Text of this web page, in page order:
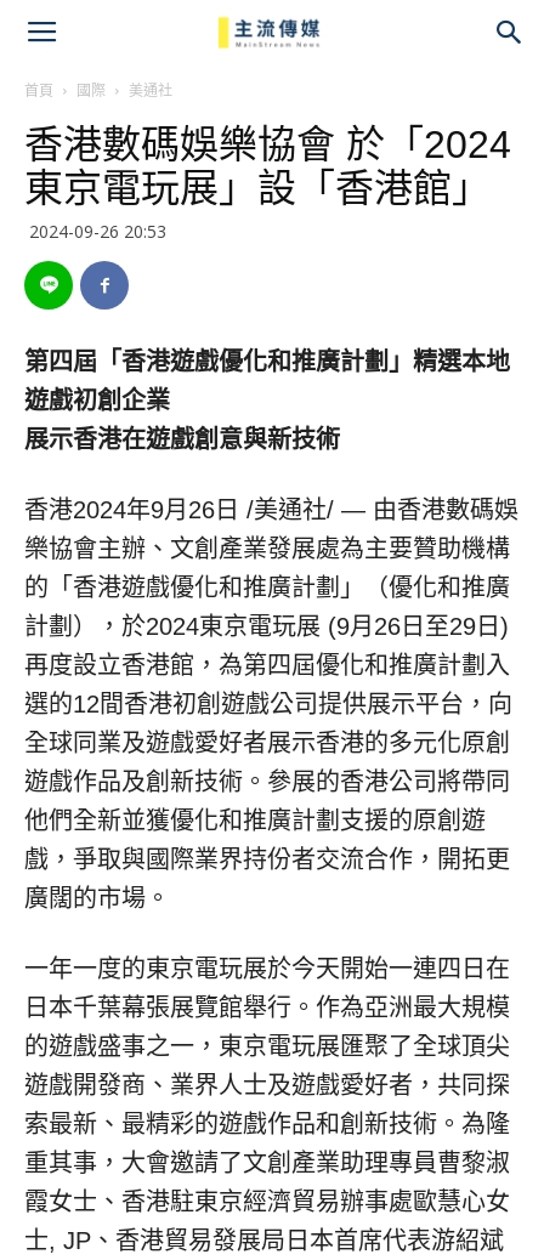
首頁 國際 美通社
香港數碼娛樂協會 於「2024
東京電玩展」設「香港館」
2024-09-26 20:53
第四屆「香港遊戲優化和推廣計劃」 精選本地
遊戲初創企業
展示香港在遊戲創意與新技術
香港2024年9月26日 /美通社/ — 由香港數碼娛
樂協會主辦、文創產業發展處為主要贊助機構
的「香港遊戲優化和推廣計劃」（優化和推廣
計劃），於2024東京電玩展 (9月26日至29日)
再度設立香港館，為第四屆優化和推廣計劃入
選的12間香港初創遊戲公司提供展示平台，向
全球同業及遊戲愛好者展示香港的多元化原創
遊戲作品及創新技術。參展的香港公司將帶同
他們全新並獲優化和推廣計劃支援的原創遊
戲，爭取與國際業界持份者交流合作，開拓更
廣闊的市場。
一年一度的東京電玩展於今天開始一連四日在
日本千葉幕張展覽館舉行。作為亞洲最大規模
的遊戲盛事之一，東京電玩展匯聚了全球頂尖
遊戲開發商、業界人士及遊戲愛好者，共同探
索最新、最精彩的遊戲作品和創新技術。為隆
重其事，大會邀請了文創產業助理專員曹黎淑
霞女士、香港駐東京經濟貿易辦事處歐慧心女
士, JP、香港貿易發展局日本首席代表游紹斌